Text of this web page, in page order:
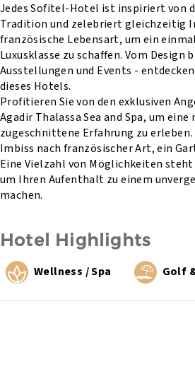
Jedes Sofitel-Hotel ist inspiriert von
Tradition und zelebriert gleichzeitig
französische Lebensart, um ein
Luxusklasse zu schaffen. Vom Design
Ausstellungen und Events -
dieses Hotels.
Profitieren Sie von den exklusiven
Agadir Thalassa Sea and Spa, um eine
zugeschnittene Erfahrung zu
Imbiss nach französischer Art, ein
Eine Vielzahl von Möglichkeiten
um Ihren Aufenthalt zu einem
machen.
Hotel Highlights
Wellness / Spa Golf